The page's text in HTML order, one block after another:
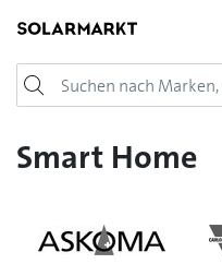
Login
Angemeldet bleiben
Smart Home